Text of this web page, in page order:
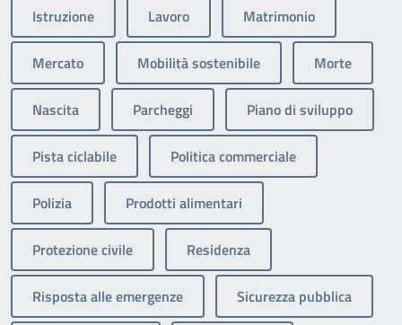
Istruzione Lavoro Matrimonio
Mercato Mobilità sostenibile Morte
Nascita Parcheggi Piano di sviluppo
Pista ciclabile Politica commerciale
Polizia Prodotti alimentari
Protezione civile Residenza
Risposta alle emergenze Sicurezza pubblica